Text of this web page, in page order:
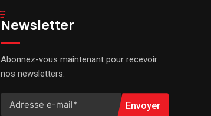
Newsletter
Abonnez-vous maintenant pour recevoir
nos newsletters.
Envoyer